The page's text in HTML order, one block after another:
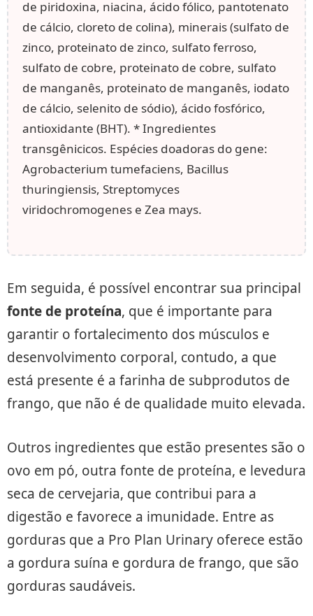
de piridoxina, niacina, ácido fólico, pantotenato
de cálcio, cloreto de colina), minerais (sulfato de
zinco, proteinato de zinco, sulfato ferroso,
sulfato de cobre, proteinato de cobre, sulfato
de manganês, proteinato de manganês, iodato
de cálcio, selenito de sódio), ácido fosfórico,
antioxidante (BHT). * Ingredientes
transgênicicos. Espécies doadoras do gene:
Agrobacterium tumefaciens, Bacillus
thuringiensis, Streptomyces
viridochromogenes e Zea mays.
Em seguida, é possível encontrar sua principal
fonte de proteína, que é importante para
garantir o fortalecimento dos músculos e
desenvolvimento corporal, contudo, a que
está presente é a farinha de subprodutos de
frango, que não é de qualidade muito elevada.
Outros ingredientes que estão presentes são o
ovo em pó, outra fonte de proteína, e levedura
seca de cervejaria, que contribui para a
digestão e favorece a imunidade. Entre as
gorduras que a Pro Plan Urinary oferece estão
a gordura suína e gordura de frango, que são
gorduras saudáveis.